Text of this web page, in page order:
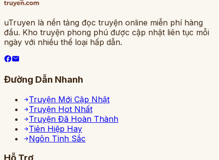
uTruyen là nền tảng đọc truyện online miễn phí hàng
đầu. Kho truyện phong phú được cập nhật liên tục mỗi
ngày với nhiều thể loại hấp dẫn.
Đường Dẫn Nhanh
Truyện Mới Cập Nhật
Truyện Hot Nhất
Truyện Đã Hoàn Thành
Tiên Hiệp Hay
Ngôn Tình Sắc